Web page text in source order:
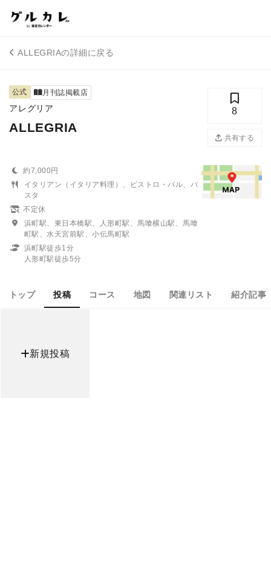
ALLEGRIAの詳細に戻る
公式 月刊誌掲載店
アレグリア
ALLEGRIA
8
共有する
約7,000円
イタリアン（イタリア料理）、ビストロ・バル、パ
スタ
不定休
浜町駅、東日本橋駅、人形町駅、馬喰横山駅、馬喰
町駅、水天宮前駅、小伝馬町駅
浜町駅徒歩1分
人形町駅徒歩5分
トップ 投稿 コース 地図 関連リスト 紹介記事
新規投稿